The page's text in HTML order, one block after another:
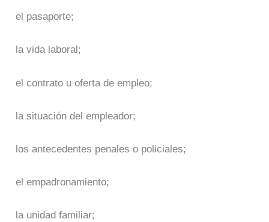
el pasaporte;
la vida laboral;
el contrato u oferta de empleo;
la situación del empleador;
los antecedentes penales o policiales;
el empadronamiento;
la unidad familiar;